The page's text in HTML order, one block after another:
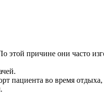
этой причине они часто
пациента во время